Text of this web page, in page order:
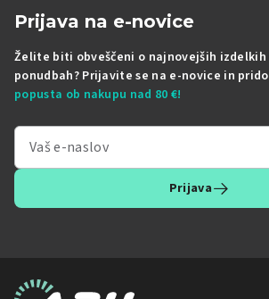
Prijava na e-novice
Želite biti obveščeni o najnovejših izdelkih
ponudbah? Prijavite se na e-novice in
popusta ob nakupu nad 80 €!
Prijava